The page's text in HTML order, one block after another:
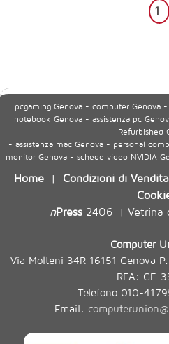
1
pcgaming Genova - computer
notebook Genova - assistenza pc
Refurbished
- assistenza mac Genova - personal
monitor Genova - schede video NVIDIA
Home | Condizioni di Vendita
nPress2406| Vetrina
Computer
Via Molteni 34R 16151 Genova
REA: GE-
Telefono 010-
Email: